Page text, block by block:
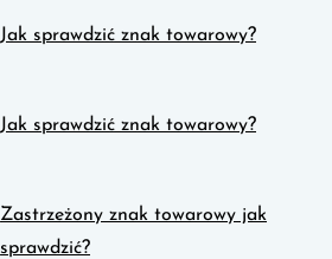
Jak sprawdzić znak towarowy?
Jak sprawdzić znak towarowy?
Zastrzeżony znak towarowy jak
sprawdzić?